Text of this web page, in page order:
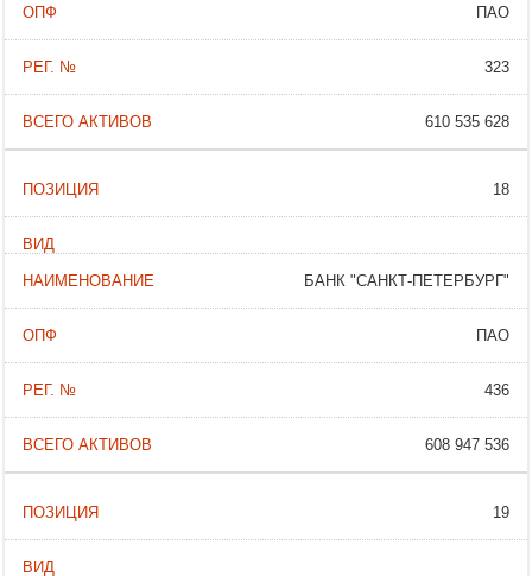
ПАО
323
610 535 628
18
БАНК "САНКТ-ПЕТЕРБУРГ"
ПАО
436
608 947 536
19